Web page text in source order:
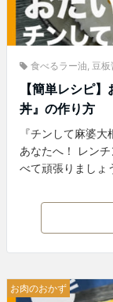
食べるラー油 豆板
【簡単レシピ
丼』の作り方
『チンして麻婆
あなたへ！ レン
べて頑張りましょ
お肉のおかず